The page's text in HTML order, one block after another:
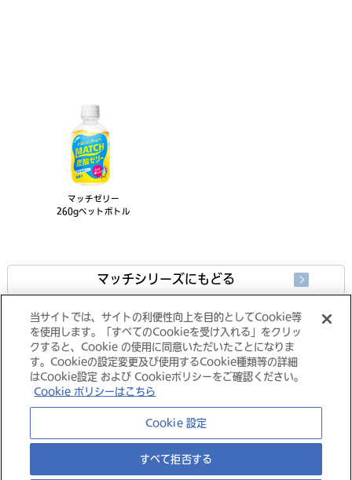
マッチゼリー
260gペットボトル
マッチシリーズにもどる
製品情報にもどる
大塚グループ
当サイトでは、サイトの利便性向上を目的としてCookie等
を使用します。「すべてのCookieを受け入れる」をクリッ
クすると、Cookie の使用に同意いただいたことになりま
す。Cookieの設定変更及び使用するCookie種類等の詳細
はCookie設定 および Cookieポリシーをご確認ください。
Cookie ポリシーはこちら
Cookie 設定
すべて拒否する